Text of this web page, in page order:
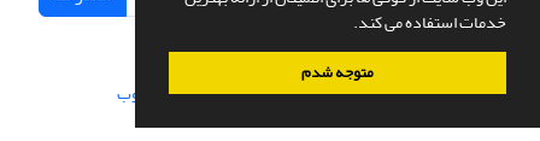
خدمات استفاده می کند.
متوجه شدم
سامانه مدیریت نشریات علمی.طراحی و پیاده سازی از سیناوب